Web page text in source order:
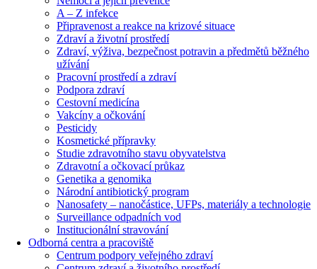
A – Z infekce
Připravenost a reakce na krizové situace
Zdraví a životní prostředí
Zdraví, výživa, bezpečnost potravin a předmětů běžného
užívání
Pracovní prostředí a zdraví
Podpora zdraví
Cestovní medicína
Vakcíny a očkování
Pesticidy
Kosmetické přípravky
Studie zdravotního stavu obyvatelstva
Zdravotní a očkovací průkaz
Genetika a genomika
Národní antibiotický program
Nanosafety – nanočástice, UFPs, materiály a technologie
Surveillance odpadních vod
Institucionální stravování
Odborná centra a pracoviště
Centrum podpory veřejného zdraví